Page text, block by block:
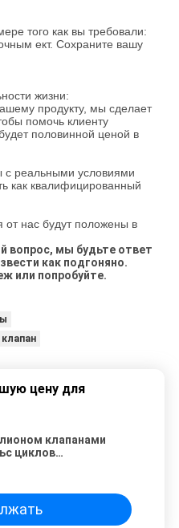
того как вы требовали:
ект. Сохраните вашу
жизни:
продукту, мы сделает
помочь клиенту
половинной ценой в
с реальными условиями
как квалифицированный
от нас будут положены в
вопрос, мы будьте ответ
как подгоняно.
или попробуйте.
цену для
клапанами
циклов